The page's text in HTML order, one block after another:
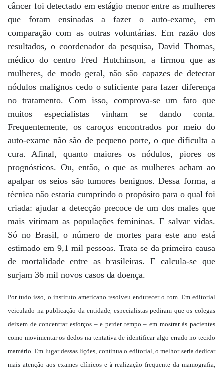
câncer foi detectado em estágio menor entre as mulheres
que foram ensinadas a fazer o auto-exame, em
comparação com as outras voluntárias. Em razão dos
resultados, o coordenador da pesquisa, David Thomas,
médico do centro Fred Hutchinson, a firmou que as
mulheres, de modo geral, não são capazes de detectar
nódulos malignos cedo o suficiente para fazer diferença
no tratamento. Com isso, comprova-se um fato que
muitos especialistas vinham se dando conta.
Frequentemente, os caroços encontrados por meio do
auto-exame não são de pequeno porte, o que dificulta a
cura. Afinal, quanto maiores os nódulos, piores os
prognósticos. Ou, então, o que as mulheres acham ao
apalpar os seios são tumores benignos. Dessa forma, a
técnica não estaria cumprindo o propósito para o qual foi
criada: ajudar a detecção precoce de um dos males que
mais vitimam as populações femininas. E salvar vidas.
Só no Brasil, o número de mortes para este ano está
estimado em 9,1 mil pessoas. Trata-se da primeira causa
de mortalidade entre as brasileiras. E calcula-se que
surjam 36 mil novos casos da doença.
Por tudo isso, o instituto americano resolveu endurecer o tom. Em editorial
veiculado na publicação da entidade, especialistas pediram que os colegas
deixem de concentrar esforços – e perder tempo – em mostrar às pacientes
como movimentar os dedos na tentativa de identificar algo errado no tecido
mamário. Em lugar dessas lições, continua o editorial, o melhor seria dedicar
mais atenção aos exames clínicos e à realização frequente da mamografia,